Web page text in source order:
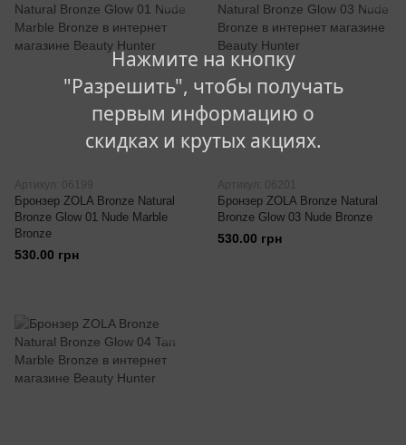
Нажмите на кнопку
"Разрешить", чтобы получать
первым информацию о
скидках и крутых акциях.
Артикул: 06199
Бронзер ZOLA Bronze Natural
Bronze Glow 01 Nude Marble
Bronze
530.00 грн
Артикул: 06201
Бронзер ZOLA Bronze Natural
Bronze Glow 03 Nude Bronze
530.00 грн